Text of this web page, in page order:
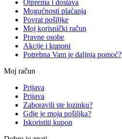
Otprema i dostava
Mogućnosti plaćanja
Povrat pošiljke
Moj korisnički račun
Pravne osobe
Akcije i kuponi
Potrebna Vam je daljnja pomoć?
Moj račun
Prijava
Prijava
Zaboravili ste lozinku?
Gdje je moja pošiljka?
Iskoristiti kupon